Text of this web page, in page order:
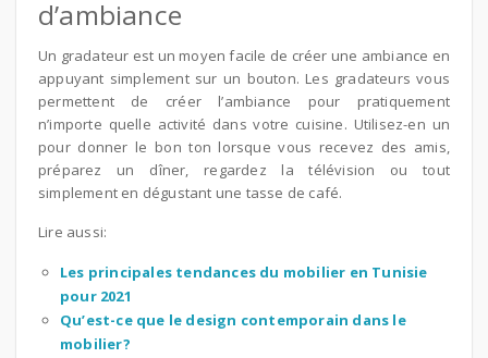
d’ambiance
Un gradateur est un moyen facile de créer une ambiance en
appuyant simplement sur un bouton. Les gradateurs vous
permettent de créer l’ambiance pour pratiquement
n’importe quelle activité dans votre cuisine. Utilisez-en un
pour donner le bon ton lorsque vous recevez des amis,
préparez un dîner, regardez la télévision ou tout
simplement en dégustant une tasse de café.
Lire aussi:
Les principales tendances du mobilier en Tunisie
pour 2021
Qu’est-ce que le design contemporain dans le
mobilier?